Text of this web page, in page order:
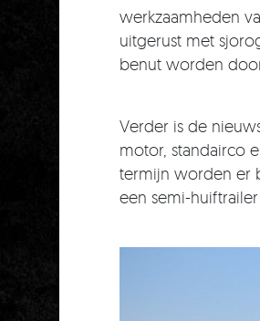
werkzaamheden
uitgerust met
benut worden
Verder is de
motor, standairco
termijn worden er
een semi-